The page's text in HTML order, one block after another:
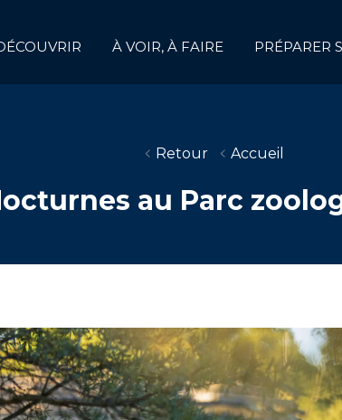
À VOIR, À FAIRE PRÉPARER
Retour Accueil
au Parc